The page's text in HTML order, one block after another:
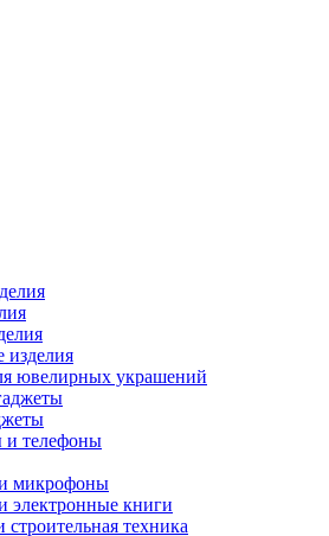
изделия
ювелирных украшений
телефоны
микрофоны
электронные книги